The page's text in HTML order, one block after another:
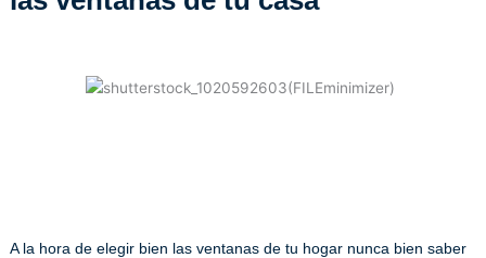
A la hora de elegir bien las ventanas de tu hogar nunca bien saber